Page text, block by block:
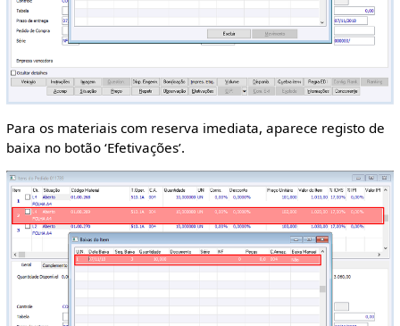
Para os materiais com reserva imediata, aparece registo de
baixa no botão ‘Efetivações’.